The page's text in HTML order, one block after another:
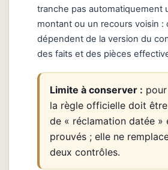
tranche pas automatiquement
montant ou un recours voisin
dépendent de la version du
des faits et des pièces
Limite à conserver :
la règle officielle doit
de « réclamation datée »
prouvés ; elle ne
deux contrôles.